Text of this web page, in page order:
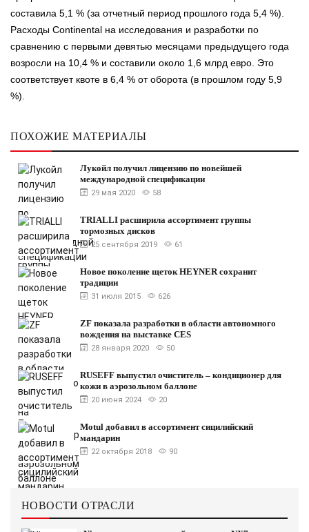
составила 5,1 % (за отчетный период прошлого года 5,4 %).
Расходы Continental на исследования и разработки по
сравнению с первыми девятью месяцами предыдущего года
возросли на 10,4 % и составили около 1,6 млрд евро. Это
соответствует квоте в 6,4 % от оборота (в прошлом году 5,9
%).
ПОХОЖИЕ МАТЕРИАЛЫ
Лукойл получил лицензию по новейшей
международной спецификации
29 мая 2020 58
TRIALLI расширила ассортимент группы
тормозных дисков
25 сентября 2019 61
Новое поколение щеток HEYNER сохранит
традиции
31 июля 2015 626
ZF показала разработки в области автономного
вождения на выставке CES
28 января 2020 50
RUSEFF выпустил очиститель – кондиционер для
кожи в аэрозольном баллоне
20 июня 2024 20
Motul добавил в ассортимент сицилийский
мандарин
22 октября 2018 90
НОВОСТИ ОТРАСЛИ